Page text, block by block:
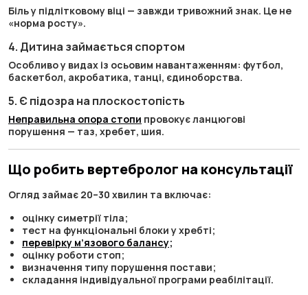
Біль у підлітковому віці — завжди тривожний знак. Це не
«норма росту».
4. Дитина займається спортом
Особливо у видах із осьовим навантаженням: футбол,
баскетбол, акробатика, танці, єдиноборства.
5. Є підозра на плоскостопість
Неправильна опора стопи провокує ланцюгові
порушення — таз, хребет, шия.
Що робить вертебролог на консультації
Огляд займає 20–30 хвилин та включає:
оцінку симетрії тіла;
тест на функціональні блоки у хребті;
перевірку м’язового балансу;
оцінку роботи стоп;
визначення типу порушення постави;
складання індивідуальної програми реабілітації.